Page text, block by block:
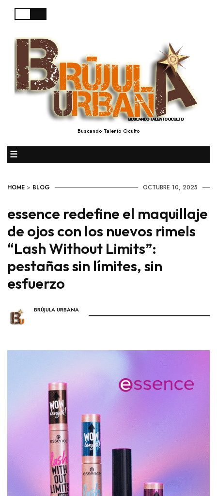
Buscando Talento Oculto
☰
HOME > BLOG OCTUBRE 10, 2025
essence redefine el maquillaje
de ojos con los nuevos rimels
“Lash Without Limits”:
pestañas sin límites, sin
esfuerzo
BRÚJULA URBANA